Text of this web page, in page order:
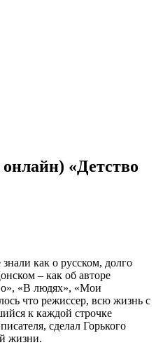
«Детство
как о русском, долго
– как об авторе
«В людях», «Мои
что режиссер, всю жизнь с
к каждой строчке
сделал Горького
жизни.